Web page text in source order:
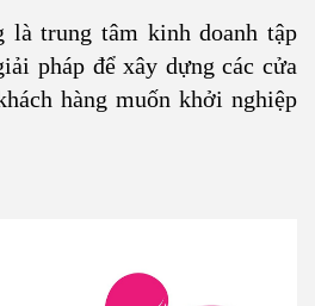
là trung tâm kinh doanh tập
pháp để xây dựng các cửa
hàng muốn khởi nghiệp